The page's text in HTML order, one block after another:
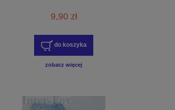
9,90 zł
do koszyka
zobacz więcej